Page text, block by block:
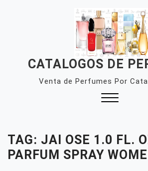
CATALOGOS DE
Venta de Perfumes Por
TAG: JAI OSE 1.0 FL.
PARFUM SPRAY